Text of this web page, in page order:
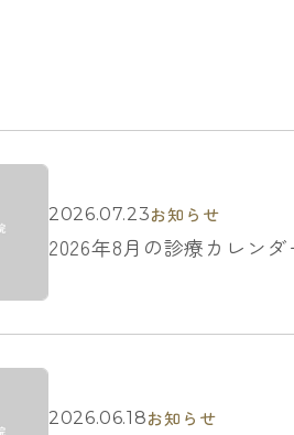
2026.07.23お知らせ
2026年8月の診療カレンダ
2026.06.18お知らせ